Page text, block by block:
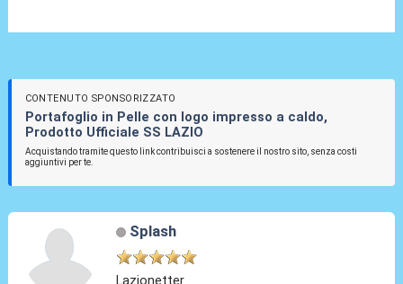
CONTENUTO SPONSORIZZATO
Portafoglio in Pelle con logo impresso a caldo,
Prodotto Ufficiale SS LAZIO
Acquistando tramite questo link contribuisci a sostenere il nostro sito, senza costi
aggiuntivi per te.
Splash
Lazionetter